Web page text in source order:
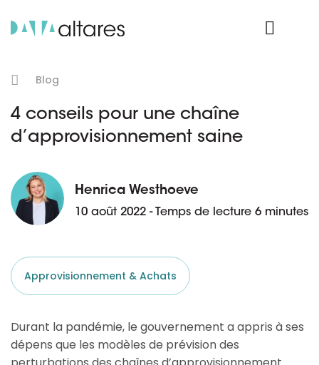
Blog
4 conseils pour une chaîne
d’approvisionnement saine
Henrica Westhoeve
10 août 2022 - Temps de lecture 6 minutes
Approvisionnement & Achats
Durant la pandémie, le gouvernement a appris à ses
dépens que les modèles de prévision des